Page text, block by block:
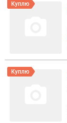
Куплю
Куплю